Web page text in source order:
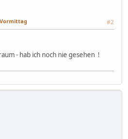
Vormittag #2
- hab ich noch nie gesehen !